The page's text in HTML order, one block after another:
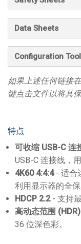
Data Sheets
Configuration
如果上述任何链接
键点击文件以将其
特点
可收缩 USB-C 连
USB-C 连接线，
4K60 4:4:4- 适合
利用显示器的全保
HDCP 2.2- 支持最
高动态范围
36 位深色彩。